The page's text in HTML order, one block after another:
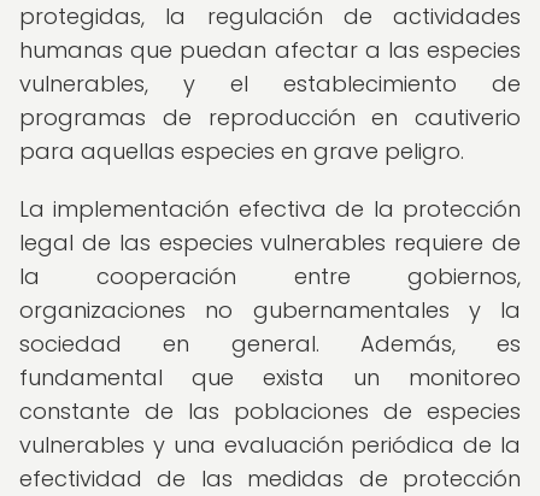
protegidas, la regulación de actividades
humanas que puedan afectar a las especies
vulnerables, y el establecimiento de
programas de reproducción en cautiverio
para aquellas especies en grave peligro.
La implementación efectiva de la protección
legal de las especies vulnerables requiere de
la cooperación entre gobiernos,
organizaciones no gubernamentales y la
sociedad en general. Además, es
fundamental que exista un monitoreo
constante de las poblaciones de especies
vulnerables y una evaluación periódica de la
efectividad de las medidas de protección